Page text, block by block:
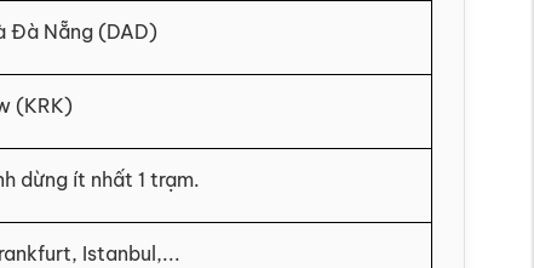
Đà Nẵng (DAD)
(KRK)
dừng ít nhất 1 trạm.
Istanbul,...